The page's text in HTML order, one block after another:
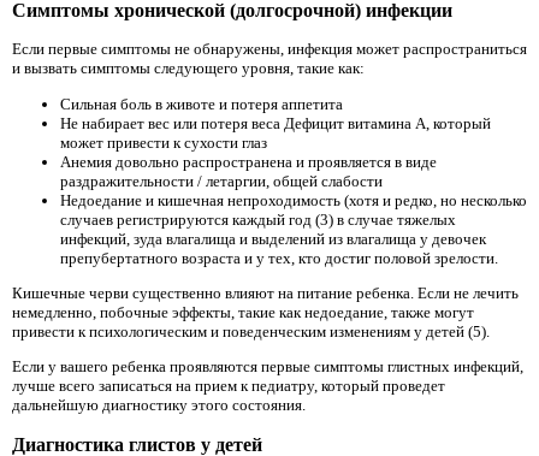
Симптомы хронической (долгосрочной) инфекции
Если первые симптомы не обнаружены, инфекция может распространиться
и вызвать симптомы следующего уровня, такие как:
Сильная боль в животе и потеря аппетита
Не набирает вес или потеря веса Дефицит витамина А, который
может привести к сухости глаз
Анемия довольно распространена и проявляется в виде
раздражительности / летаргии, общей слабости
Недоедание и кишечная непроходимость (хотя и редко, но несколько
случаев регистрируются каждый год (3) в случае тяжелых
инфекций, зуда влагалища и выделений из влагалища у девочек
препубертатного возраста и у тех, кто достиг половой зрелости.
Кишечные черви существенно влияют на питание ребенка. Если не лечить
немедленно, побочные эффекты, такие как недоедание, также могут
привести к психологическим и поведенческим изменениям у детей (5).
Если у вашего ребенка проявляются первые симптомы глистных инфекций,
лучше всего записаться на прием к педиатру, который проведет
дальнейшую диагностику этого состояния.
Диагностика глистов у детей